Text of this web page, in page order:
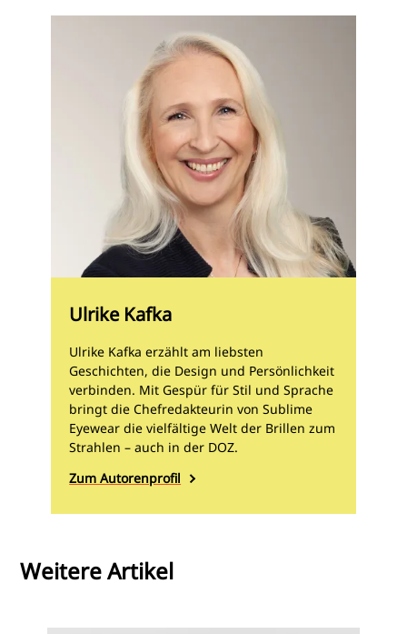
Ulrike Kafka
Ulrike Kafka erzählt am liebsten
Geschichten, die Design und Persönlichkeit
verbinden. Mit Gespür für Stil und Sprache
bringt die Chefredakteurin von Sublime
Eyewear die vielfältige Welt der Brillen zum
Strahlen – auch in der DOZ.
Zum Autorenprofil
Weitere Artikel